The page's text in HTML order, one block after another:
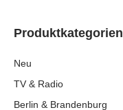
Produktkategorien
Neu
TV & Radio
Berlin & Brandenburg